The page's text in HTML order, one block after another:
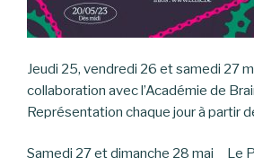
Jeudi 25, vendredi 26 et samedi 27
collaboration avec l’Académie de
Représentation chaque jour à partir
Samedi 27 et dimanche 28 mai Le